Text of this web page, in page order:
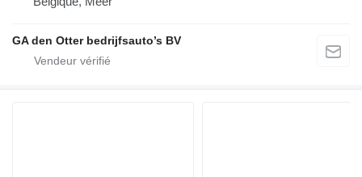
GA den Otter bedrijfsauto’s BV